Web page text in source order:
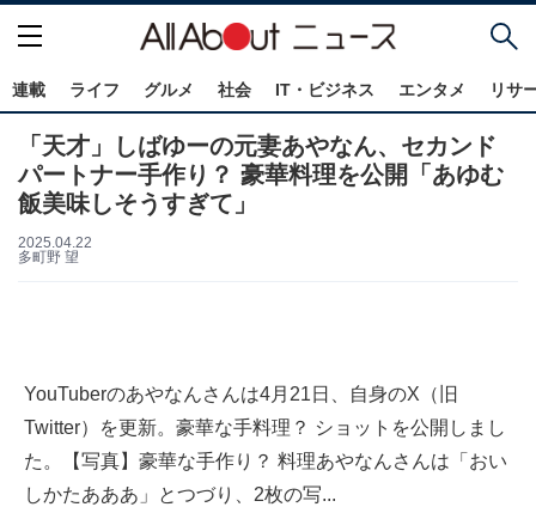
連載 ライフ グルメ 社会 IT・ビジネス エンタメ リサ
「天才」しばゆーの元妻あやなん、セカンド
パートナー手作り？ 豪華料理を公開「あゆむ
飯美味しそうすぎて」
2025.04.22
多町野 望
YouTuberのあやなんさんは4月21日、自身のX（旧
Twitter）を更新。豪華な手料理？ ショットを公開しまし
た。【写真】豪華な手作り？ 料理あやなんさんは「おい
しかたあああ」とつづり、2枚の写...